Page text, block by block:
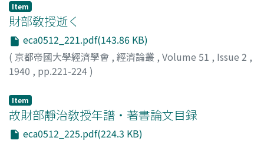
Item
財部敎授逝く
eca0512_221.pdf(143.86 KB)
( 京都帝國大學經濟學會 , 經濟論叢 , Volume 51 , Issue 2 ,
1940 , pp.221-224)
Item
故財部靜治敎授年譜・著書論文目録
eca0512_225.pdf(224.3 KB)